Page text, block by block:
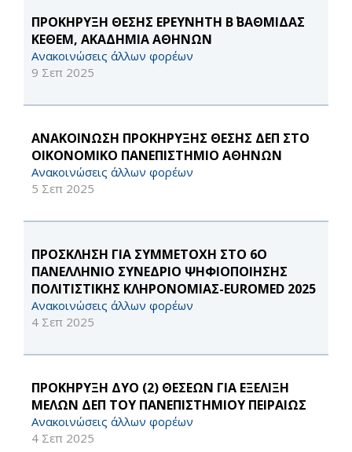
ΠΡΟΚΗΡΥΞΗ ΘΕΣΗΣ ΕΡΕΥΝΗΤΗ Β΄ ΒΑΘΜΙΔΑΣ
ΚΕΘΕΜ, ΑΚΑΔΗΜΙΑ ΑΘΗΝΩΝ
Ανακοινώσεις άλλων φορέων
9 Σεπ 2025
ΑΝΑΚΟΙΝΩΣΗ ΠΡΟΚΗΡΥΞΗΣ ΘΕΣΗΣ ΔΕΠ ΣΤΟ
ΟΙΚΟΝΟΜΙΚΟ ΠΑΝΕΠΙΣΤΗΜΙΟ ΑΘΗΝΩΝ
Ανακοινώσεις άλλων φορέων
5 Σεπ 2025
ΠΡΟΣΚΛΗΣΗ ΓΙΑ ΣΥΜΜΕΤΟΧΗ ΣΤΟ 6Ο
ΠΑΝΕΛΛΗΝΙΟ ΣΥΝΕΔΡΙΟ ΨΗΦΙΟΠΟΙΗΣΗΣ
ΠΟΛΙΤΙΣΤΙΚΗΣ ΚΛΗΡΟΝΟΜΙΑΣ-EUROMED 2025
Ανακοινώσεις άλλων φορέων
4 Σεπ 2025
ΠΡΟΚΗΡΥΞΗ ΔΥΟ (2) ΘΕΣΕΩΝ ΓΙΑ ΕΞΕΛΙΞΗ
ΜΕΛΩΝ ΔΕΠ ΤΟΥ ΠΑΝΕΠΙΣΤΗΜΙΟΥ ΠΕΙΡΑΙΩΣ
Ανακοινώσεις άλλων φορέων
4 Σεπ 2025